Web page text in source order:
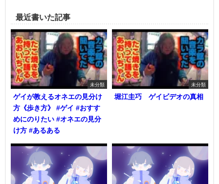
最近書いた記事
未分類
ゲイが教えるオネエの見分け
方《歩き方》 #ゲイ #おすす
めにのりたい #オネエの見分
け方 #あるある
未分類
堀江圭巧 ゲイビデオの真相